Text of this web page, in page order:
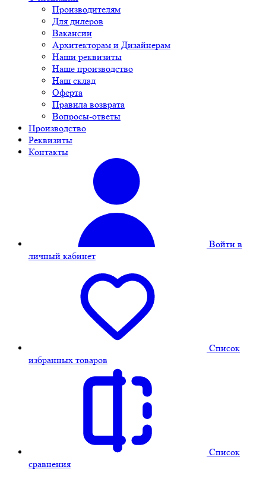
Производителям
Для дилеров
Вакансии
Архитекторам и Дизайнерам
Наши реквизиты
Наше производство
Наш склад
Оферта
Правила возврата
Вопросы-ответы
Производство
Реквизиты
Контакты
Войти в
личный кабинет
Cписок
избранных товаров
Cписок
сравнения